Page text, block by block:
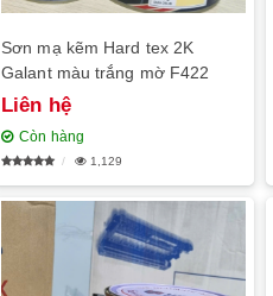
Sơn mạ kẽm Hard tex 2K
Galant màu trắng mờ F422
Liên hệ
Còn hàng
1,129